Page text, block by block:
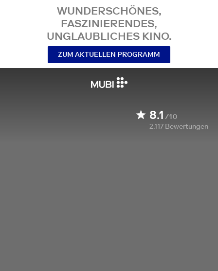
WUNDERSCHÖNES,
FASZINIERENDES,
UNGLAUBLICHES KINO.
ZUM AKTUELLEN PROGRAMM
8.1 /10
2.117 Bewertungen